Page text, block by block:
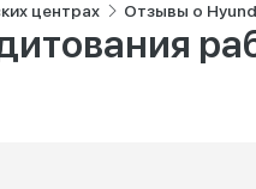
центрах Отзывы о